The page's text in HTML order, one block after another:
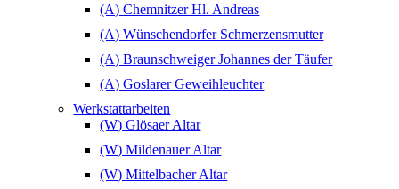
(A) Chemnitzer Hl. Andreas
(A) Wünschendorfer Schmerzensmutter
(A) Braunschweiger Johannes der Täufer
(A) Goslarer Geweihleuchter
Werkstattarbeiten
(W) Glösaer Altar
(W) Mildenauer Altar
(W) Mittelbacher Altar